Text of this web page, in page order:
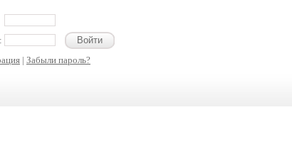
| Забыли пароль?